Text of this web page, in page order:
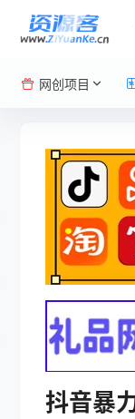
网创项目
抖音暴